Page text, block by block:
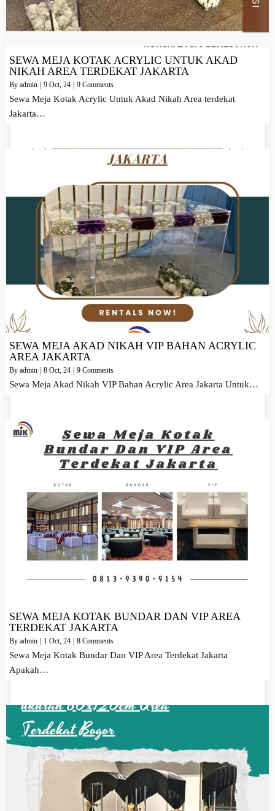
SEWA MEJA KOTAK ACRYLIC UNTUK AKAD
NIKAH AREA TERDEKAT JAKARTA
By admin 9 Oct, 24 9 Comments
Sewa Meja Kotak Acrylic Untuk Akad Nikah Area terdekat
Jakarta…
SEWA MEJA AKAD NIKAH VIP BAHAN ACRYLIC
AREA JAKARTA
By admin 8 Oct, 24 9 Comments
Sewa Meja Akad Nikah VIP Bahan Acrylic Area Jakarta Untuk…
SEWA MEJA KOTAK BUNDAR DAN VIP AREA
TERDEKAT JAKARTA
By admin | 1 Oct, 24 | 8 Comments
Sewa Meja Kotak Bundar Dan VIP Area Terdekat Jakarta
Apakah…